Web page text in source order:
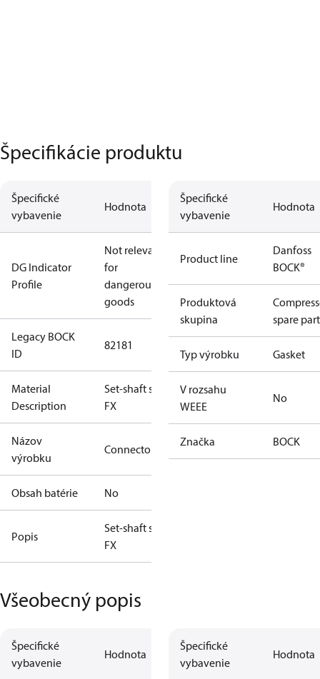
Špecifikácie produktu
Špecifické
vybavenie
Hodnota
DG Indicator
Profile
Not relevant
for
dangerous
goods
Legacy BOCK
ID
82181
Material
Description
Set-shaft seal
FX
Názov
výrobku
Connector
Obsah batérie No
Popis
Set-shaft seal
FX
Špecifické
vybavenie
Hodnota
Product line
Danfoss
BOCK®
Produktová
skupina
spare
Typ výrobku Gasket
V rozsahu
WEEE
No
Značka BOCK
Všeobecný popis
Špecifické
vybavenie
Hodnota
Špecifické
vybavenie
Hodnota